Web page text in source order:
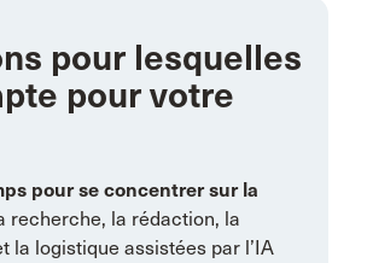
pour lesquelles
pour votre
pour se concentrer sur la
recherche, la rédaction, la
la logistique assistées par l’IA